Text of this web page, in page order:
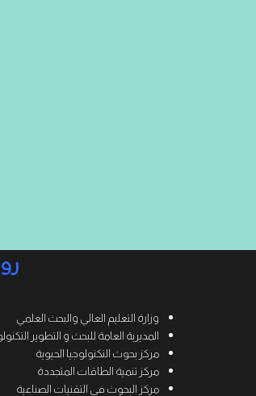
وزارة التعليم العالي والبحث العلمي
المديرية العامة للبحث و التطوير
مركز بحوث التكنولوجيا الحيوية
مركز تنمية الطاقات المتجددة
مركز البحوث في التقنيات الصناعية